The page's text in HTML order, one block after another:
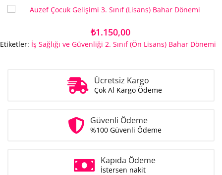
₺1.150,00
Etiketler: İş Sağlığı ve Güvenliği 2. Sınıf (Ön Lisans) Bahar Dönemi
Ücretsiz Kargo
Çok Al Kargo Ödeme
Güvenli Ödeme
%100 Güvenli Ödeme
Kapıda Ödeme
İstersen nakit